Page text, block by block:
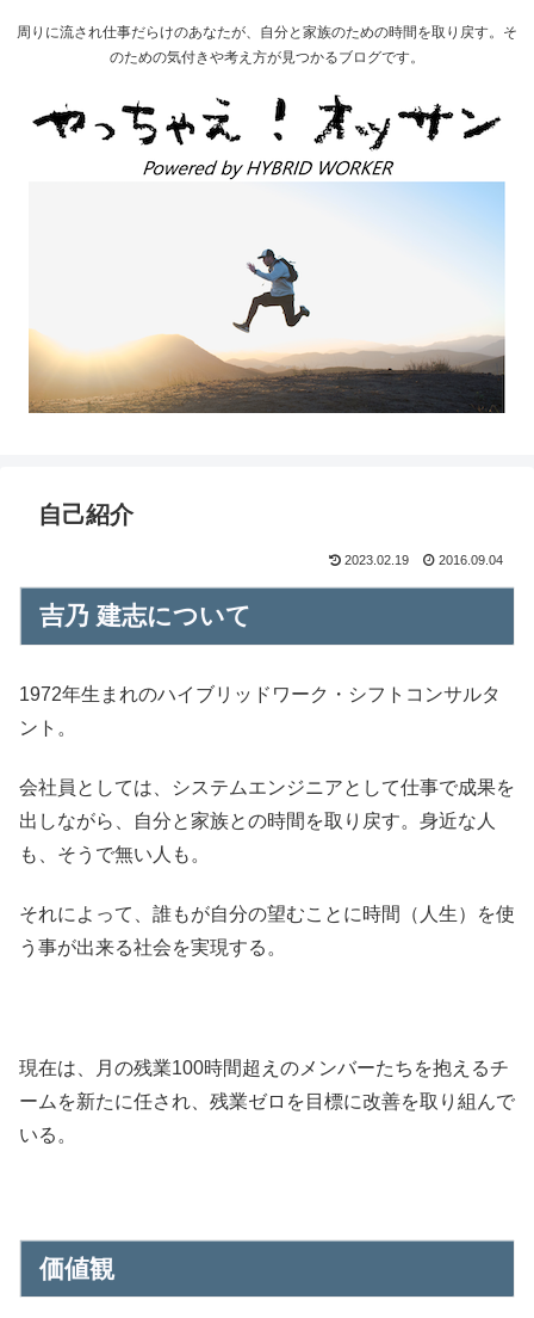
周りに流され仕事だらけのあなたが、自分と家族のための時間を取り戻す。そ
のための気付きや考え方が見つかるブログです。
自己紹介
2023.02.19 2016.09.04
吉乃 建志について
1972年生まれのハイブリッドワーク・シフトコンサルタ
ント。
会社員としては、システムエンジニアとして仕事で成果を
出しながら、自分と家族との時間を取り戻す。身近な人
も、そうで無い人も。
それによって、誰もが自分の望むことに時間（人生）を使
う事が出来る社会を実現する。
現在は、月の残業100時間超えのメンバーたちを抱えるチ
ームを新たに任され、残業ゼロを目標に改善を取り組んで
いる。
価値観